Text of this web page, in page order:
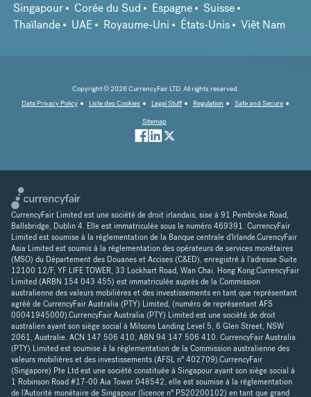
Singapour
Corée du Sud Espagne
Suisse
Thaïlande
UAE Royaume-Uni États-Unis Viêt Nam
Copyright © 2026 CurrencyFair LTD. All rights reserved.
Data Privacy Policy
Liste des Cookies Legal Stuff Regulation
Safe and Secure
Sitemap
CurrencyFair Limited est une société de droit irlandais, sise à 91 Pembroke Road,
Ballsbridge, Dublin 4. Elle est immatriculée sous le numéro 469391. CurrencyFair
Limited est soumise à la réglementation de la Banque centrale d'Irlande.CurencyFair
Asia Limited est soumis à la réglementation des opérateurs de services monétaires
(MSO) du Département des Douanes et Accises (C&ED), enregistré à l'adresse Suite
12100 12/F, YF LIFE TOWER, 33 Lockhart Road, Wan Chai. Hong Kong.CurrencyFair
Limited (ARBN 154 043 455) est immatriculée auprès de la Commission
australienne des valeurs mobilières et des investissements en tant que représentant
agréé de CurrencyFair Australia (PTY) Limited, (numéro de représentant AFS
00041945000).CurrencyFair Australia (PTY) Limited est une société de droit
australien ayant son siège social à Milsons Landing Level 5, 6 Glen Street, NSW
2061, Australie. ACN 147 506 410, ABN 94 147 506 410. CurrencyFair Australia
(PTY) Limited est soumise à la réglementation de la Commission australienne des
valeurs mobilières et des investissements (AFSL n° 402709).CurrencyFair
(Singapore) Pte Ltd est une société constituée à Singapour ayant son siège social à
1 Robinson Road #17-00 Aia Tower 048542, elle est soumise à la réglementation
de l'Autorité monétaire de Singapour (licence n° PS20200102) en tant que grand